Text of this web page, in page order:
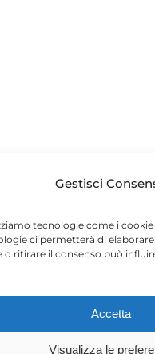
Gestisci
tecnologie come i
ci permetterà di
ritirare il consenso può
Accetta
Visualizza le